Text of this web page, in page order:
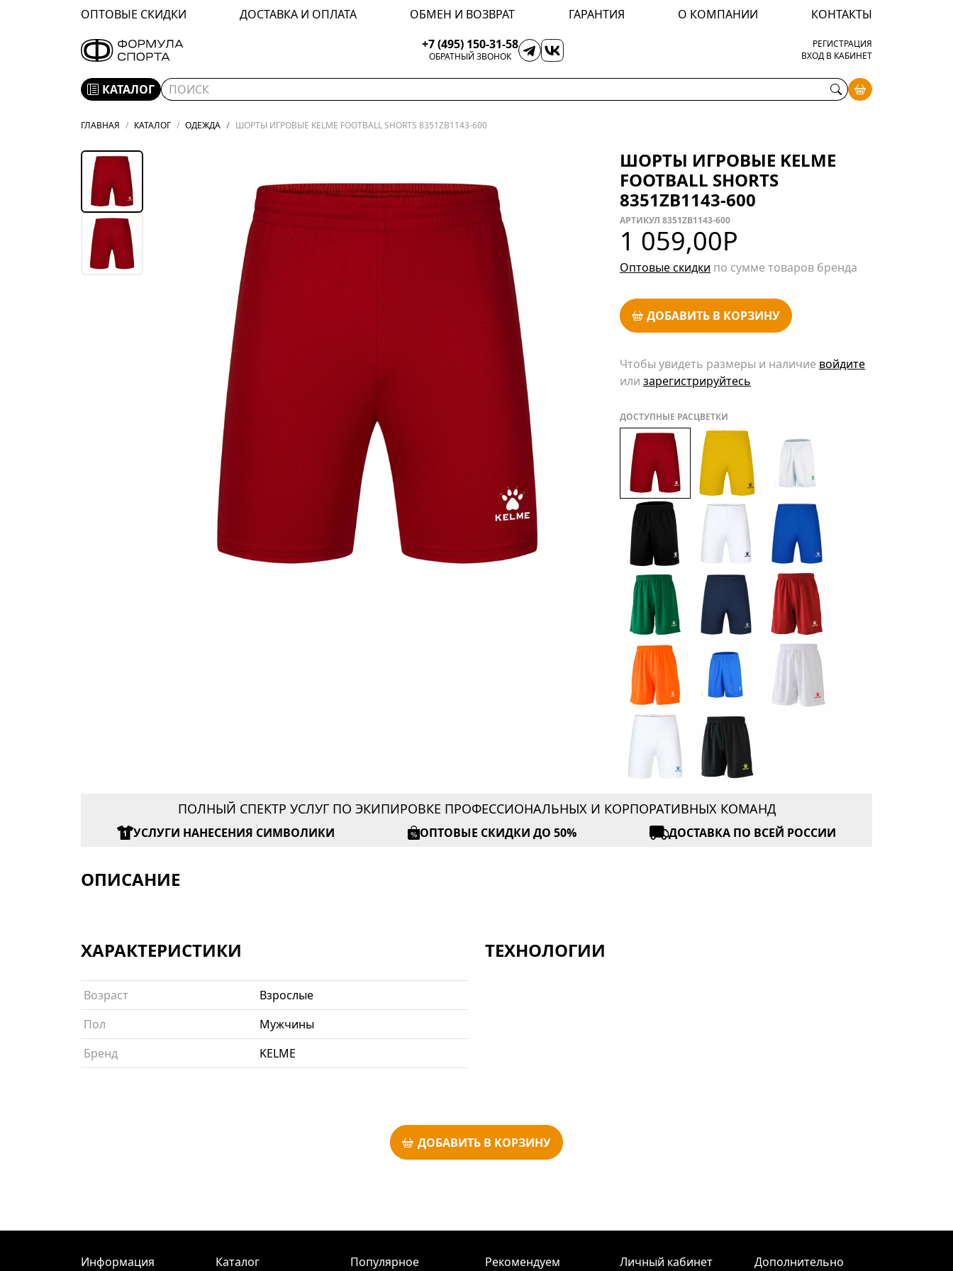
ОПТОВЫЕ СКИДКИ ДОСТАВКА И ОПЛАТА ОБМЕН И ВОЗВРАТ ГАРАНТИЯ О КОМПАНИИ
КОНТАКТЫ
+7 (495) 150-31-58
ОБРАТНЫЙ ЗВОНОК
РЕГИСТРАЦИЯ
ВХОД В КАБИНЕТ
КАТАЛОГ
ГЛАВНАЯ КАТАЛОГ ОДЕЖДА ШОРТЫ ИГРОВЫЕ KELME FOOTBALL SHORTS 8351ZB1143-600
ШОРТЫ ИГРОВЫЕ KELME
FOOTBALL SHORTS
8351ZB1143-600
АРТИКУЛ 8351ZB1143-600
1 059,00Р
Оптовые скидки по сумме товаров бренда
ДОБАВИТЬ В КОРЗИНУ
Чтобы увидеть размеры и наличие войдите
или зарегистрируйтесь
ДОСТУПНЫЕ РАСЦВЕТКИ
ПОЛНЫЙ СПЕКТР УСЛУГ ПО ЭКИПИРОВКЕ ПРОФЕССИОНАЛЬНЫХ И КОРПОРАТИВНЫХ КОМАНД
УСЛУГИ НАНЕСЕНИЯ СИМВОЛИКИ ОПТОВЫЕ СКИДКИ ДО 50% ДОСТАВКА ПО ВСЕЙ РОССИИ
ОПИСАНИЕ
ХАРАКТЕРИСТИКИ
Возраст
Взрослые
Пол
Мужчины
Бренд
KELME
ТЕХНОЛОГИИ
ДОБАВИТЬ В КОРЗИНУ
Информация Каталог Популярное Рекомендуем Личный кабинет Дополнительно